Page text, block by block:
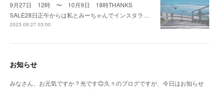
9月27日 12時 〜 10月9日 18時THANKS
SALE28日正午からは私とみーちゃんでインスタラ…
2023.09.27 03:00
お知らせ
みなさん、お元気ですか？光です😊久々のブログですが、今日はお知らせ